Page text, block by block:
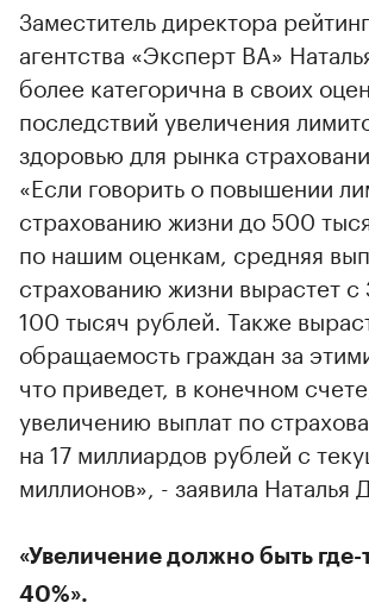
Заместитель директора
агентства «Эксперт ВА»
более категорична в своих
последствий увеличения
здоровью для рынка
«Если говорить о повышении
страхованию жизни до 500
по нашим оценкам, средняя
страхованию жизни вырастет
100 тысяч рублей. Также
обращаемость граждан за
что приведет, в конечном
увеличению выплат по
на 17 миллиардов рублей с
миллионов», - заявила Наталья
«Увеличение должно быть где-
40%».